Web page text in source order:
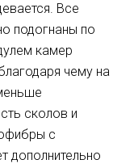
Все
подогнаны по
камер
чему на
сколов и
с
дополнительно